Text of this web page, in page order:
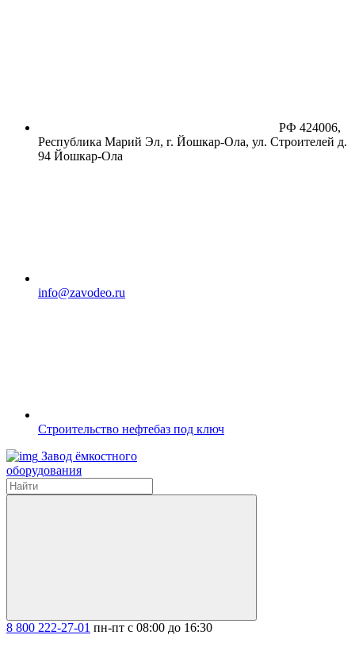
РФ 424006,
Республика Марий Эл, г. Йошкар-Ола, ул. Строителей д.
94 Йошкар-Ола
info@zavodeo.ru
Строительство нефтебаз под ключ
Завод ёмкостного
оборудования
8 800 222-27-01 пн-пт с 08:00 до 16:30